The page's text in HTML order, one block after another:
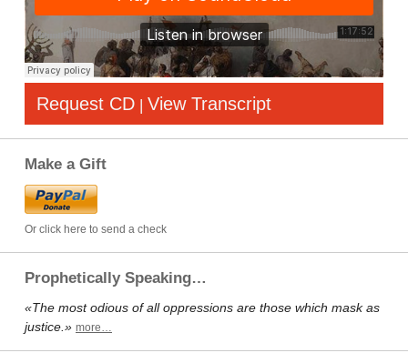
Request CD | View Transcript
Make a Gift
Or click here to send a check
Prophetically Speaking…
«The most odious of all oppressions are those which mask as
justice.» more…